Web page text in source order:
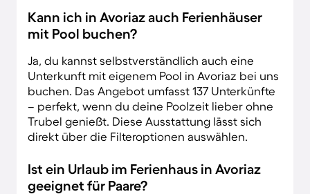
Kann ich in Avoriaz auch Ferienhäuser
mit Pool buchen?
Ja, du kannst selbstverständlich auch eine
Unterkunft mit eigenem Pool in Avoriaz bei uns
buchen. Das Angebot umfasst 137 Unterkünfte
– perfekt, wenn du deine Poolzeit lieber ohne
Trubel genießt. Diese Ausstattung lässt sich
direkt über die Filteroptionen auswählen.
Ist ein Urlaub im Ferienhaus in Avoriaz
geeignet für Paare?